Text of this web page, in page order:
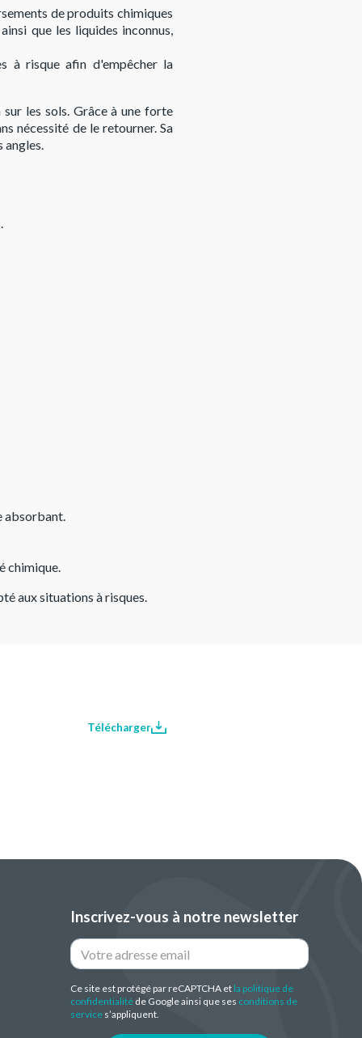
de produits chimiques
que les liquides inconnus,
à risque afin d'empêcher la
les sols. Grâce à une forte
nécessité de le retourner. Sa
absorbant.
chimique.
aux situations à risques.
Télécharger
Inscrivez-vous à notre newsletter
Ce site est protégé par reCAPTCHA et la politique de
confidentialitéde Google ainsi que ses conditions de
services’appliquent.